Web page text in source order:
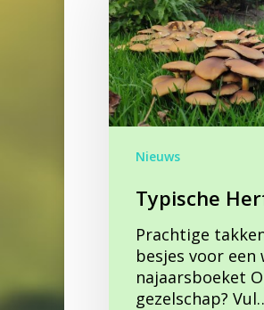
Nieuws
Typische
Prachtige
besjes voor een
najaarsboeket
gezelschap?